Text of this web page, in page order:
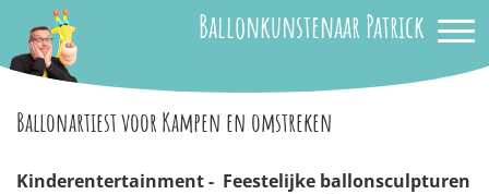
Ballonkunstenaar Patrick
Ballonartiest voor Kampen en omstreken
Kinderentertainment - Feestelijke ballonsculpturen